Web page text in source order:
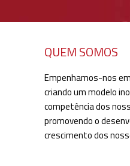
QUEM SOMOS
Empenhamos-nos
criando um modelo
competência dos
promovendo o
crescimento dos